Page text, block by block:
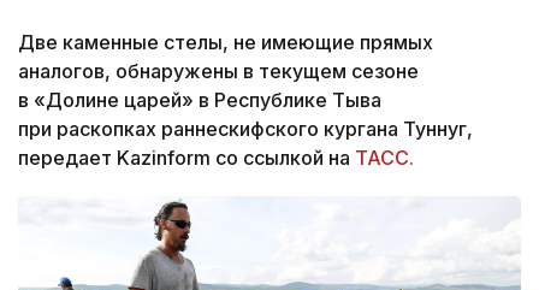
Две каменные стелы, не имеющие прямых
аналогов, обнаружены в текущем сезоне
в «Долине царей» в Республике Тыва
при раскопках раннескифского кургана Туннуг,
передает Kazinform со ссылкой на ТАСС.